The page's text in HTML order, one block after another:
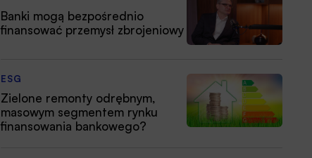
Banki mogą bezpośrednio
finansować przemysł zbrojeniowy
ESG
Zielone remonty odrębnym,
masowym segmentem rynku
finansowania bankowego?